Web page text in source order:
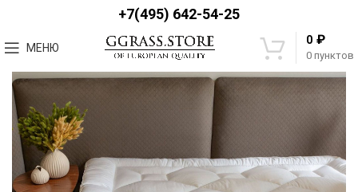
+7(495) 642-54-25
МЕНЮ
0 пунктов
0 ₽